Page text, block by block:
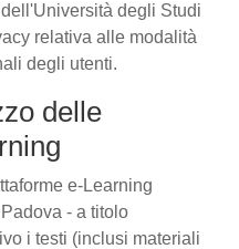
degli Studi
relativa alle modalità
degli utenti.
delle
e-Learning
- a titolo
i testi (inclusi materiali